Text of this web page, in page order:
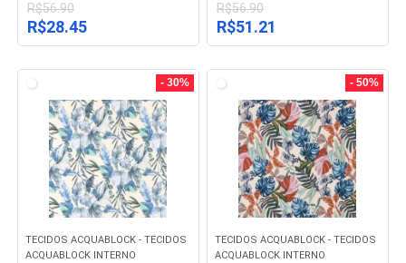
R$56.90
O
preço
era:
R$56.90.
R$28.45O
preço
R$28.45.
R$56.90
O
preço
era:
R$56.90.
R$51.21
preço
R$51.21.
- 30%
TECIDOS ACQUABLOCK - TECIDOS
ACQUABLOCK INTERNO
- 50%
TECIDOS ACQUABLOCK - TECIDOS
ACQUABLOCK INTERNO